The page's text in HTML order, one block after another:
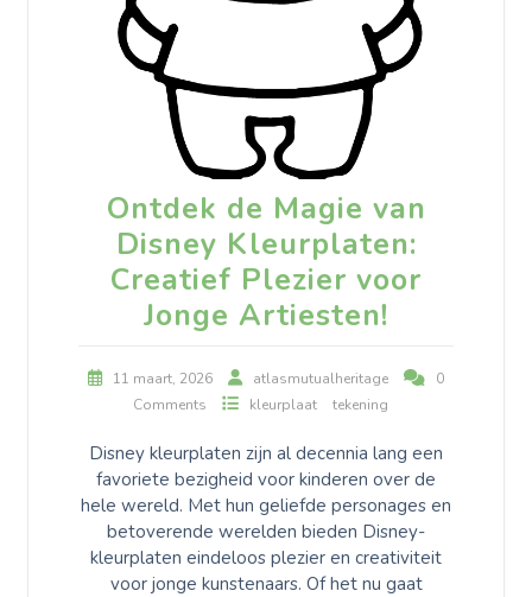
Ontdek de Magie van
Disney Kleurplaten:
Creatief Plezier voor
Jonge Artiesten!
11 maart, 2026 atlasmutualheritage
0
Comments
kleurplaat tekening
Disney kleurplaten zijn al decennia lang een
favoriete bezigheid voor kinderen over de
hele wereld. Met hun geliefde personages en
betoverende werelden bieden Disney-
kleurplaten eindeloos plezier en creativiteit
voor jonge kunstenaars. Of het nu gaat